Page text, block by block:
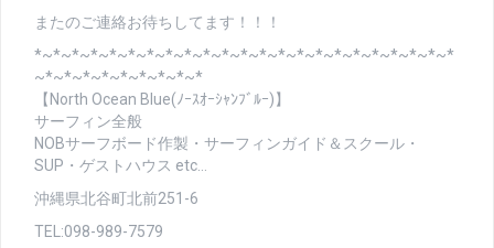
またのご連絡お待ちしてます！！！
*~*~*~*~*~*~*~*~*~*~*~*~*~*~*~*~*~*~*~*~*~*~*
~*~*~*~*~*~*~*~*~*
【North Ocean Blue(ﾉｰｽｵｰｼｬﾝﾌﾞﾙｰ)】
サーフィン全般
NOBサーフボード作製・サーフィンガイド＆スクール・
SUP・ゲストハウス etc…
沖縄県北谷町北前251-6
TEL:098-989-7579